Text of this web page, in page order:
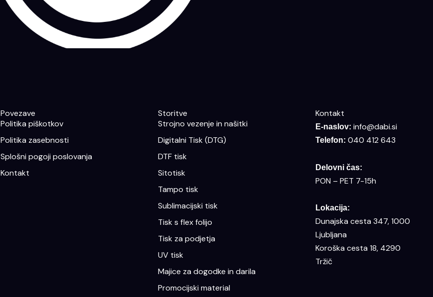
Povezave
Politika piškotkov
Politika zasebnosti
Splošni pogoji poslovanja
Kontakt
Storitve
Strojno vezenje in našitki
Digitalni Tisk (DTG)
DTF tisk
Sitotisk
Tampo tisk
Sublimacijski tisk
Tisk s flex folijo
Tisk za podjetja
UV tisk
Majice za dogodke in darila
Promocijski material
Kontakt
E-naslov: info@dabi.si
Telefon: 040 412 643
Delovni čas:
PON – PET 7-15h
Lokacija:
Dunajska cesta 347, 1000
Ljubljana
Koroška cesta 18, 4290
Tržič